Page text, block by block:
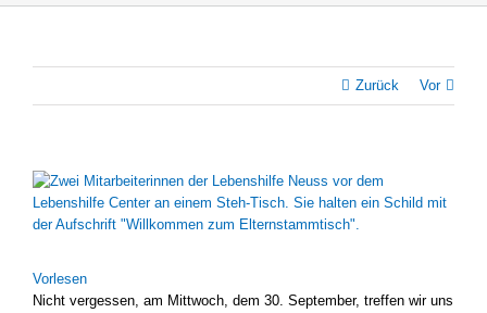
Zurück Vor
Zeige
grösseres
Bild
Vor­le­sen
Nicht ver­ges­sen, am Mitt­woch, dem 30. Sep­tem­ber, tref­fen wir uns